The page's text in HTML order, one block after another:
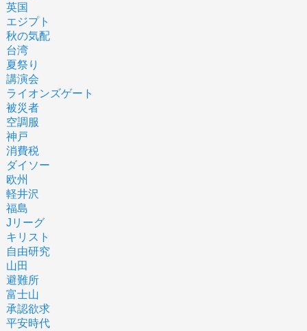
英国
エジプト
秋の気配
台湾
夏祭り
講演会
ライオンズゲート
被災者
空調服
神戸
消費税
ダイソー
欧州
軽井沢
福島
Jリーグ
キリスト
自由研究
山田
避難所
富士山
承認欲求
平安時代